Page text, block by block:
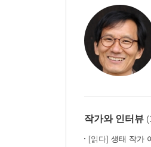
작가와 인터뷰
[읽다] 생태 작가